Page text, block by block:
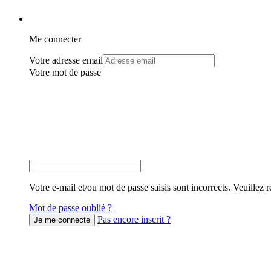
Me connecter
Votre adresse email
Votre mot de passe
Votre e-mail et/ou mot de passe saisis sont incorrects. Veuillez
Mot de passe oublié ?
Pas encore inscrit ?